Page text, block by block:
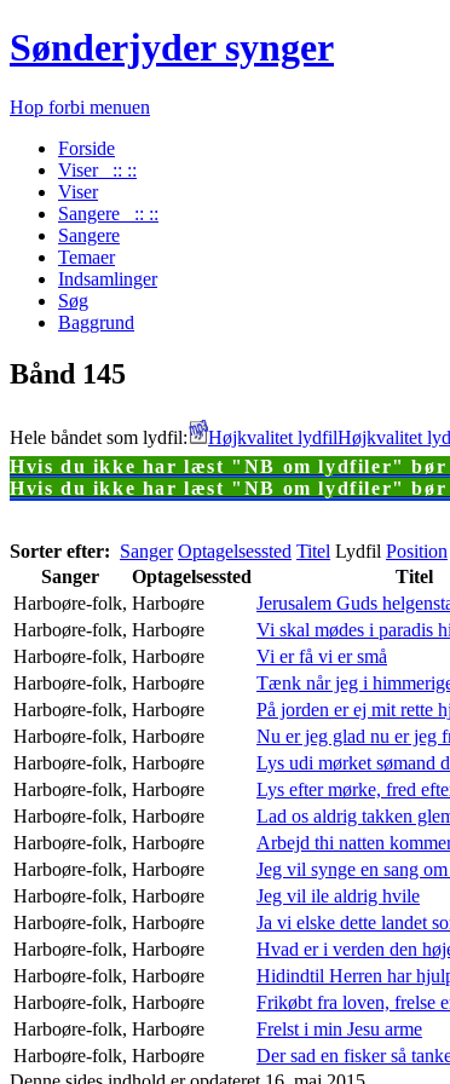
Sønderjyder synger
Hop forbi menuen
Forside
Viser :: ::
Viser
Sangere :: ::
Sangere
Temaer
Indsamlinger
Søg
Baggrund
Bånd 145
Hele båndet som lydfil: Højkvalitet lydfilHøjkvalitet
Hvis du ikke har læst "NB om lydfiler" bør
Hvis du ikke har læst "NB om lydfiler" bør
Sorter efter: Sanger Optagelsessted Titel Lydfil Position
Sanger
Optagelsessted Titel
Harboøre-folk, Harboøre Jerusalem Guds
Harboøre-folk, Harboøre Vi skal mødes i paradis
Harboøre-folk, Harboøre Vi er få vi er små
Harboøre-folk, Harboøre Tænk når jeg i
Harboøre-folk, Harboøre På jorden er ej mit rette
Harboøre-folk, Harboøre Nu er jeg glad nu er jeg
Harboøre-folk, Harboøre Lys udi mørket sømand
Harboøre-folk, Harboøre Lys efter mørke, fred
Harboøre-folk, Harboøre Lad os aldrig takken
Harboøre-folk, Harboøre Arbejd thi natten
Harboøre-folk, Harboøre Jeg vil synge en sang
Harboøre-folk, Harboøre Jeg vil ile aldrig hvile
Harboøre-folk, Harboøre Ja vi elske dette landet
Harboøre-folk, Harboøre Hvad er i verden den
Harboøre-folk, Harboøre Hidindtil Herren har
Harboøre-folk, Harboøre Frikøbt fra loven, frelse
Harboøre-folk, Harboøre Frelst i min Jesu arme
Harboøre-folk, Harboøre Der sad en fisker så